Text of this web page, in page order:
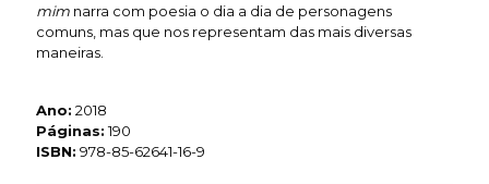
mim narra com poesia o dia a dia de personagens
comuns, mas que nos representam das mais diversas
maneiras.
Ano: 2018
Páginas:190
ISBN: 978-85-62641-16-9